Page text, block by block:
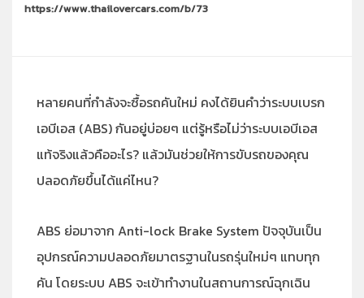
https://www.thailovercars.com/b/73
หลายคนที่กำลังจะซื้อรถคันใหม่ คงได้ยินคำว่าระบบเบรก
เอบีเอส (ABS) กันอยู่บ่อยๆ แต่รู้หรือไม่ว่าระบบเอบีเอส
แท้จริงแล้วคืออะไร? แล้วมันช่วยให้การขับรถของคุณ
ปลอดภัยขึ้นได้แค่ไหน?
ABS ย่อมาจาก Anti-lock Brake System ปัจจุบันเป็น
อุปกรณ์ความปลอดภัยมาตรฐานในรถรุ่นใหม่ๆ แทบทุก
คัน โดยระบบ ABS จะเข้าทำงานในสถานการณ์ฉุกเฉิน